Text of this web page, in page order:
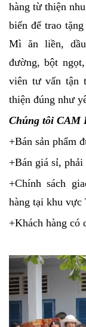
hàng từ thiện
biến để trao
Mì ăn liền,
đường, bột
viên tư vấn tận
thiện đúng như
Chúng tôi CAM
+Bán sản phẩm
+Bán giá sỉ, phải
+Chính sách
hàng tại khu
+Khách hàng có